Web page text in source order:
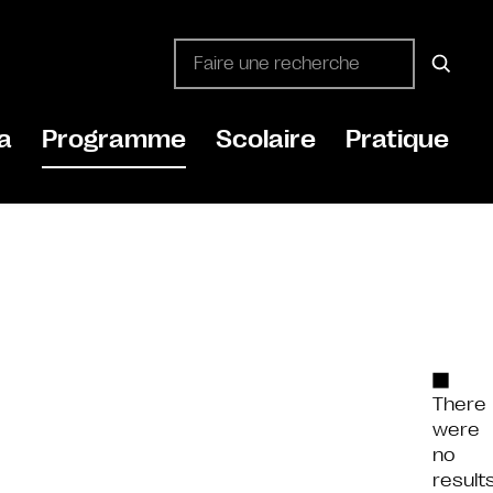
Programme Scolaire Pratique
There
were
no